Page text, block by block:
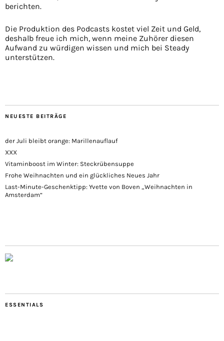
berichten.
Die Produktion des Podcasts kostet viel Zeit und Geld,
deshalb freue ich mich, wenn meine Zuhörer diesen
Aufwand zu würdigen wissen und mich bei Steady
unterstützen.
NEUESTE BEITRÄGE
der Juli bleibt orange: Marillenauflauf
XXX
Vitaminboost im Winter: Steckrübensuppe
Frohe Weihnachten und ein glückliches Neues Jahr
Last-Minute-Geschenktipp: Yvette von Boven „Weihnachten in
Amsterdam“
ESSENTIALS